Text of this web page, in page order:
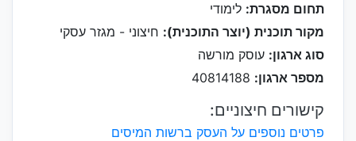
תחום מסגרת: לימודי
מקור תוכנית (יוצר התוכנית): חיצוני - מגזר עסקי
סוג ארגון: עוסק מורשה
מספר ארגון:
קישורים חיצוניים:
פרטים נוספים על העסק ברשות המיסים